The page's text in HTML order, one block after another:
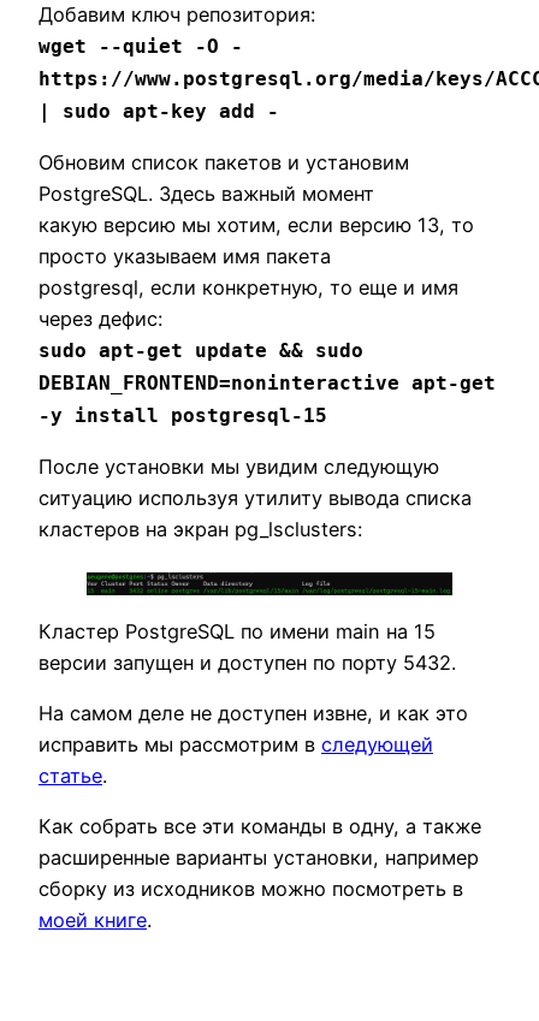
Добавим ключ репозитория:
wget --quiet -O -
https://www.postgresql.org/media/keys/
| sudo apt-key add -
Обновим список пакетов и установим
PostgreSQL. Здесь важный момент
какую версию мы хотим, если версию 13, то
просто указываем имя пакета
postgresql, если конкретную, то еще и имя
через дефис:
sudo apt-get update && sudo
DEBIAN_FRONTEND=noninteractive apt-get
-y install postgresql-15
После установки мы увидим следующую
ситуацию используя утилиту вывода списка
кластеров на экран pg_lsclusters:
Кластер PostgreSQL по имени main на 15
версии запущен и доступен по порту 5432.
На самом деле не доступен извне, и как это
исправить мы рассмотрим в следующей
статье.
Как собрать все эти команды в одну, а также
расширенные варианты установки, например
сборку из исходников можно посмотреть в
моей книге.